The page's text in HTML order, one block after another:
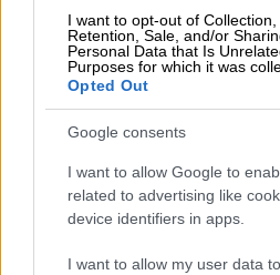
I want to opt-out of Collection,
Retention, Sale, and/or
Personal Data that Is
Purposes for which it was
Opted Out
Google consents
I want to allow Google to
related to advertising like
device identifiers in apps.
I want to allow my user data
αντίδραση του
περιστατικό. “Το
ανταποκρίνονται στο
με σημαντικά και
είπε χαρακτηριστικά.